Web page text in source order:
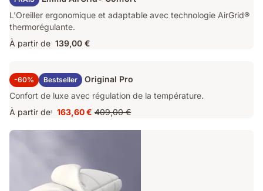
L'Oreiller ergonomique et adaptable avec technologie AirGrid®
thermorégulante.
À partir de 139,00 €
-60% Bestseller
Surmatelas Emma Original Pro
Confort de luxe avec régulation de la température.
À partir de1
Prix
163,60 €
163,60 € Prix
d'origine
409,00 €